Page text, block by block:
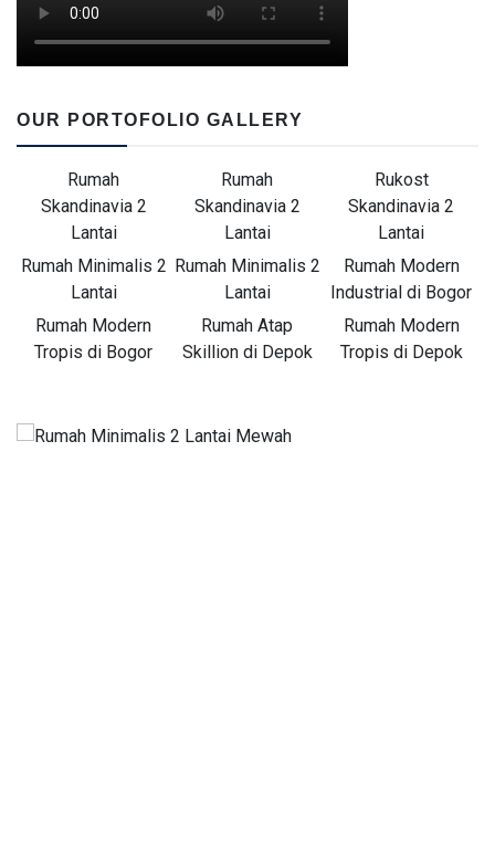
OUR PORTOFOLIO GALLERY
Rumah
Skandinavia 2
Lantai
Rumah
Skandinavia 2
Lantai
Rukost
Skandinavia 2
Lantai
Rumah Minimalis 2
Lantai
Rumah Minimalis 2
Lantai
Rumah Modern
Industrial di Bogor
Rumah Modern
Tropis di Bogor
Rumah Atap
Skillion di Depok
Rumah Modern
Tropis di Depok